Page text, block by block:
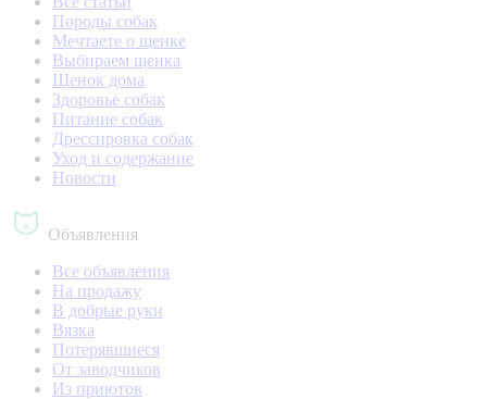
Породы собак
Мечтаете о щенке
Выбираем щенка
Щенок дома
Здоровье собак
Питание собак
Дрессировка собак
Уход и содержание
Новости
Объявления
Все объявления
На продажу
В добрые руки
Вязка
Потерявшиеся
От заводчиков
Из приютов